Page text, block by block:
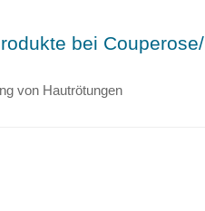
bei
von Hautrötungen